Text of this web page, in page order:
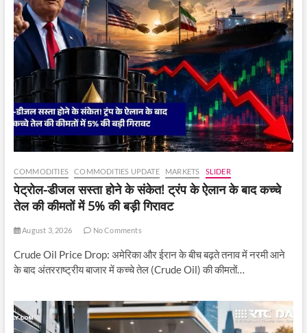
धराशायी
COMMODITIES COMMODITIES UPDATE MARKETS SLIDER
पेट्रोल-डीजल सस्ता होने के संकेत! ट्रंप के ऐलान के बाद कच्चे
तेल की कीमतों में 5% की बड़ी गिरावट
August 3, 2026 No Comments
Crude Oil Price Drop: अमेरिका और ईरान के बीच बढ़ते तनाव में नरमी आने
के बाद अंतरराष्ट्रीय बाजार में कच्चे तेल (Crude Oil) की कीमतों…